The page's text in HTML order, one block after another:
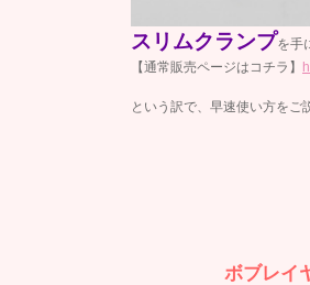
スリムクランプを手
【通常販売ページはコチラ】
という訳で、早速使い方を
ボブレイ